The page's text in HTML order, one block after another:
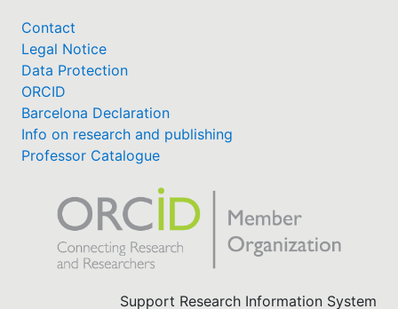
Contact
Legal Notice
Data Protection
ORCID
Barcelona Declaration
Info on research and publishing
Professor Catalogue
Support Research Information System